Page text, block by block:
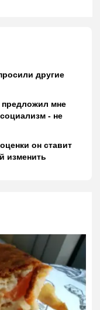
другие
мне
- не
он ставит
изменить